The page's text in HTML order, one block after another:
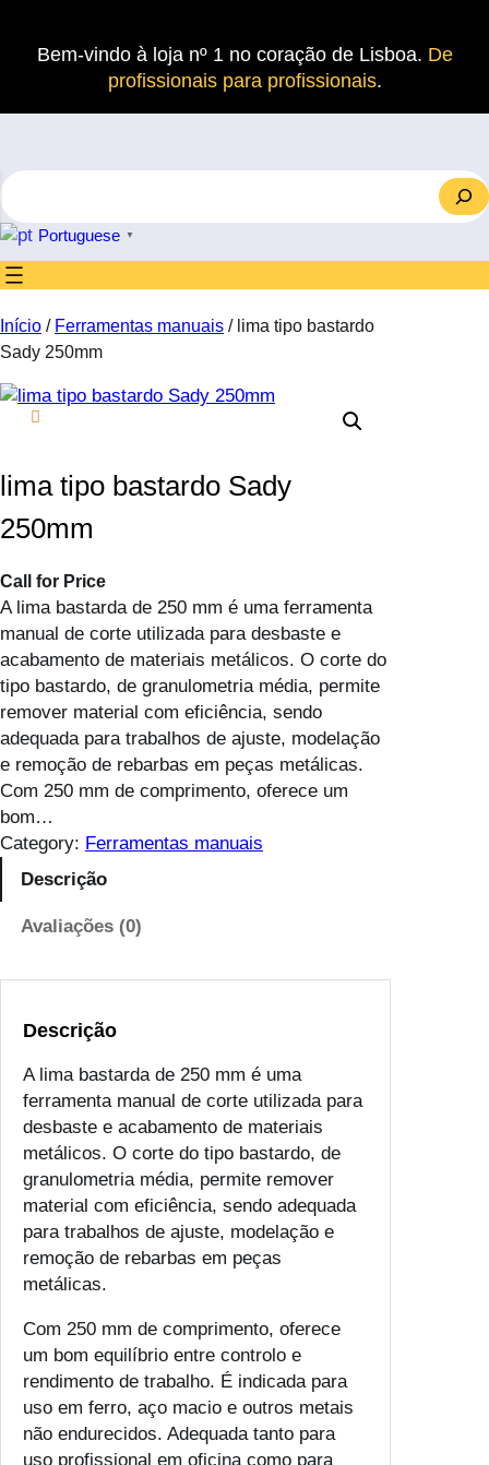
Bem-vindo à loja nº 1 no coração de Lisboa. De
profissionais para profissionais.
S
e
a
r
c
Portuguese ▼
Início / Ferramentas manuais / lima tipo bastardo
Sady 250mm
lima tipo bastardo Sady
250mm
Call for Price
A lima bastarda de 250 mm é uma ferramenta
manual de corte utilizada para desbaste e
acabamento de materiais metálicos. O corte do
tipo bastardo, de granulometria média, permite
remover material com eficiência, sendo
adequada para trabalhos de ajuste, modelação
e remoção de rebarbas em peças metálicas.
Com 250 mm de comprimento, oferece um
bom…
Category: Ferramentas manuais
Descrição
Avaliações (0)
Descrição
A lima bastarda de 250 mm é uma
ferramenta manual de corte utilizada para
desbaste e acabamento de materiais
metálicos. O corte do tipo bastardo, de
granulometria média, permite remover
material com eficiência, sendo adequada
para trabalhos de ajuste, modelação e
remoção de rebarbas em peças
metálicas.
Com 250 mm de comprimento, oferece
um bom equilíbrio entre controlo e
rendimento de trabalho. É indicada para
uso em ferro, aço macio e outros metais
não endurecidos. Adequada tanto para
uso profissional em oficina como para